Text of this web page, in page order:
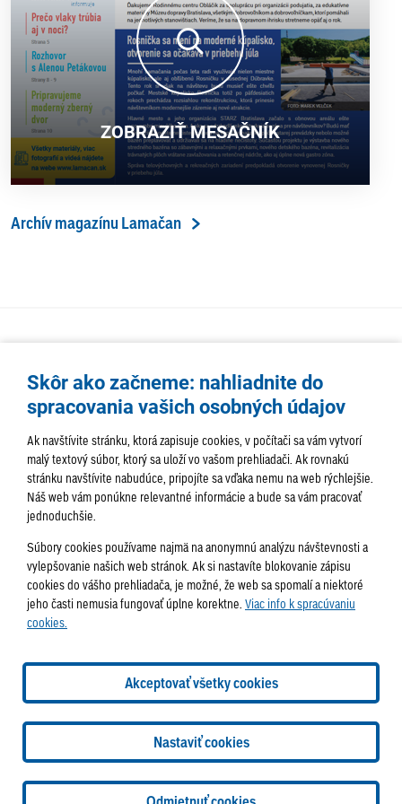
ZOBRAZIŤ MESAČNÍK
Archív magazínu Lamačan
AKTUALITY TÉMA SAMOSPRÁVA
SERVIS
HISTÓRIA PODUJATIA
info@lamac.sk
Dispečing: dispecing@lamac.sk
Doručovanie
novín
Tlačené vydania
Sadzobník inzercie
2026 © Mestská časť Bratislava-Lamač
Tvorba web stránok a
AlejTech, spol. s r.o.
Skôr ako začneme: nahliadnite do
spracovania vašich osobných údajov
Ak navštívite stránku, ktorá zapisuje cookies, v počítači sa vám vytvorí
malý textový súbor, ktorý sa uloží vo vašom prehliadači. Ak rovnakú
stránku navštívite nabudúce, pripojíte sa vďaka nemu na web rýchlejšie.
Náš web vám ponúkne relevantné informácie a bude sa vám pracovať
jednoduchšie.
Súbory cookies používame najmä na anonymnú analýzu návštevnosti a
vylepšovanie našich web stránok. Ak si nastavíte blokovanie zápisu
cookies do vášho prehliadača, je možné, že web sa spomalí a niektoré
jeho časti nemusia fungovať úplne korektne. Viac info k spracúvaniu
cookies.
Akceptovať všetky cookies
Nastaviť cookies